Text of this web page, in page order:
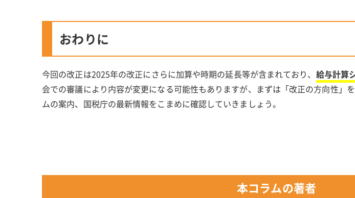
おわりに
今回の改正は2025年の改正にさらに加算や時期の延長等が含まれており、 給与計算
会での審議により内容が変更になる可能性もありますが、まずは「改正の方向性」
ムの案内、国税庁の最新情報をこまめに確認していきましょう。
本コラムの著者